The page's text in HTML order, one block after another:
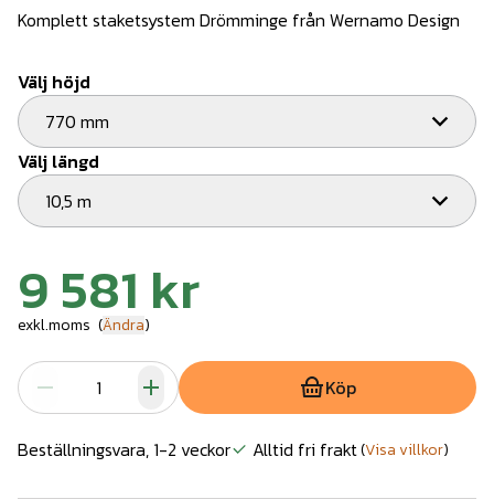
Komplett staketsystem Drömminge från Wernamo Design
Välj höjd
770 mm
Välj längd
10,5 m
9 581 kr
exkl.moms (Ändra)
Köp
Beställningsvara, 1-2 veckor Alltid fri frakt(Visa villkor)